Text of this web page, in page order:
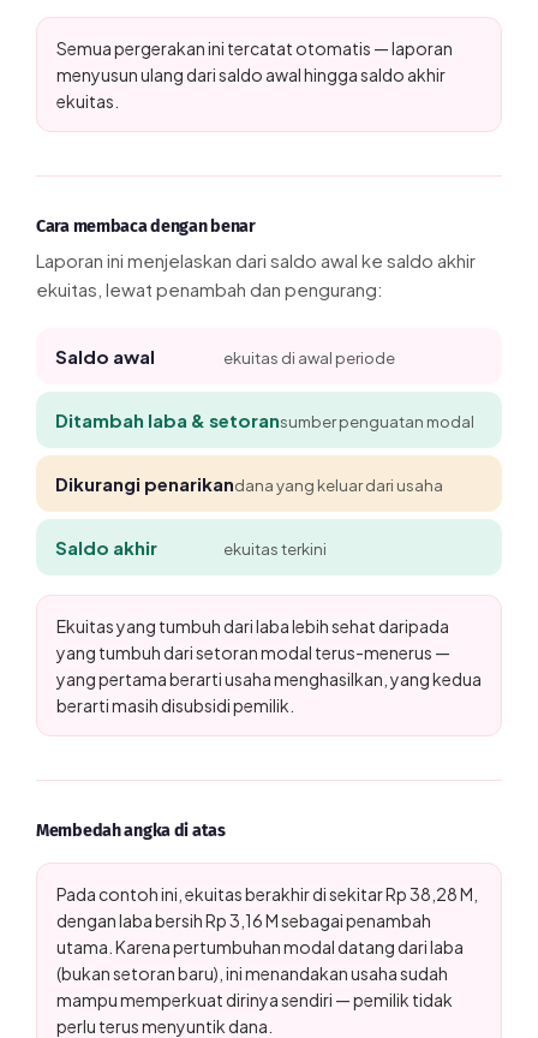
Semua pergerakan ini tercatat otomatis — laporan
menyusun ulang dari saldo awal hingga saldo akhir
ekuitas.
Cara membaca dengan benar
Laporan ini menjelaskan dari saldo awal ke saldo akhir
ekuitas, lewat penambah dan pengurang:
Saldo awal ekuitas di awal periode
Ditambah laba & setoransumber penguatan modal
Dikurangi penarikandana yang keluar dari usaha
Saldo akhir ekuitas terkini
Ekuitas yang tumbuh dari laba lebih sehat daripada
yang tumbuh dari setoran modal terus-menerus —
yang pertama berarti usaha menghasilkan, yang kedua
berarti masih disubsidi pemilik.
Membedah angka di atas
Pada contoh ini, ekuitas berakhir di sekitar Rp 38,28 M,
dengan laba bersih Rp 3,16 M sebagai penambah
utama. Karena pertumbuhan modal datang dari laba
(bukan setoran baru), ini menandakan usaha sudah
mampu memperkuat dirinya sendiri — pemilik tidak
perlu terus menyuntik dana.